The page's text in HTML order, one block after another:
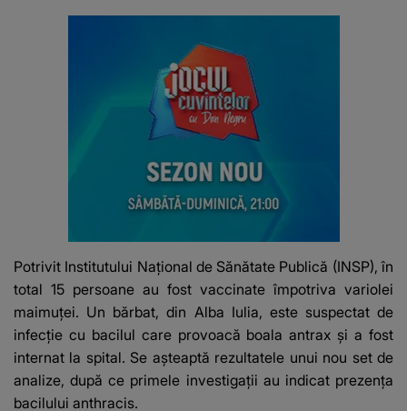
Potrivit Institutului Naţional de Sănătate Publică (INSP), în
total 15 persoane au fost vaccinate împotriva variolei
maimuţei. Un bărbat, din Alba Iulia, este suspectat de
infecţie cu bacilul care provoacă boala antrax și a fost
internat la spital. Se aşteaptă rezultatele unui nou set de
analize, după ce primele investigaţii au indicat prezenţa
bacilului anthracis.